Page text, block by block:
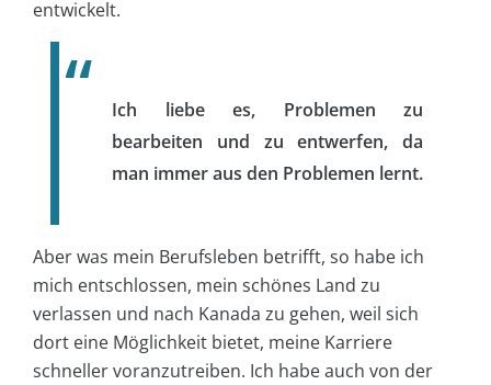
entwickelt.
Ich liebe es, Problemen zu
bearbeiten und zu entwerfen, da
man immer aus den Problemen lernt.
Aber was mein Berufsleben betrifft, so habe ich
mich entschlossen, mein schönes Land zu
verlassen und nach Kanada zu gehen, weil sich
dort eine Möglichkeit bietet, meine Karriere
schneller voranzutreiben. Ich habe auch von der